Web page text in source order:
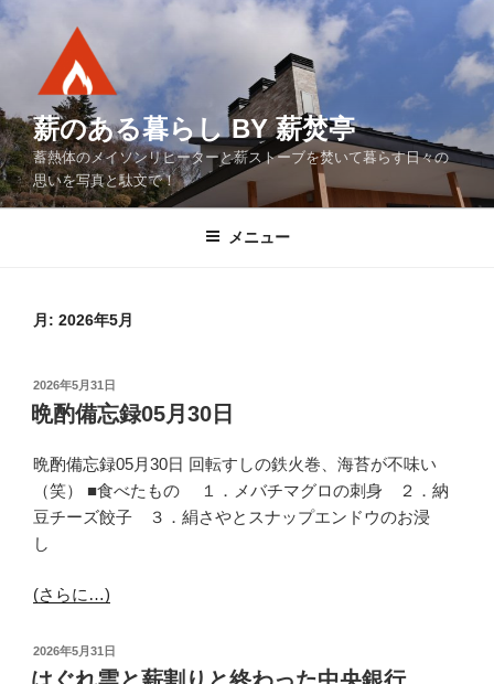
コ
ン
ツ
へ
ス
キ
薪のある暮らし BY 薪焚亭
蓄熱体のメイソンリヒーターと薪ストーブを焚いて暮らす日々の
思いを写真と駄文で！
メニュー
月: 2026年5月
投
稿
日:
2026年5月31日
晩酌備忘録05月30日
晩酌備忘録05月30日 回転すしの鉄火巻、海苔が不味い
（笑） ■食べたもの １．メバチマグロの刺身 ２．納
豆チーズ餃子 ３．絹さやとスナップエンドウのお浸
し
(さらに…)
投
稿
2026年5月31日